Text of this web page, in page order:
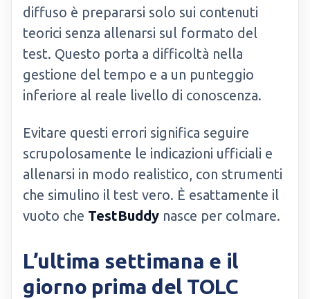
diffuso è prepararsi solo sui contenuti
teorici senza allenarsi sul formato del
test. Questo porta a difficoltà nella
gestione del tempo e a un punteggio
inferiore al reale livello di conoscenza.
Evitare questi errori significa seguire
scrupolosamente le indicazioni ufficiali e
allenarsi in modo realistico, con strumenti
che simulino il test vero. È esattamente il
vuoto che TestBuddy nasce per colmare.
L’ultima settimana e il
giorno prima del TOLC